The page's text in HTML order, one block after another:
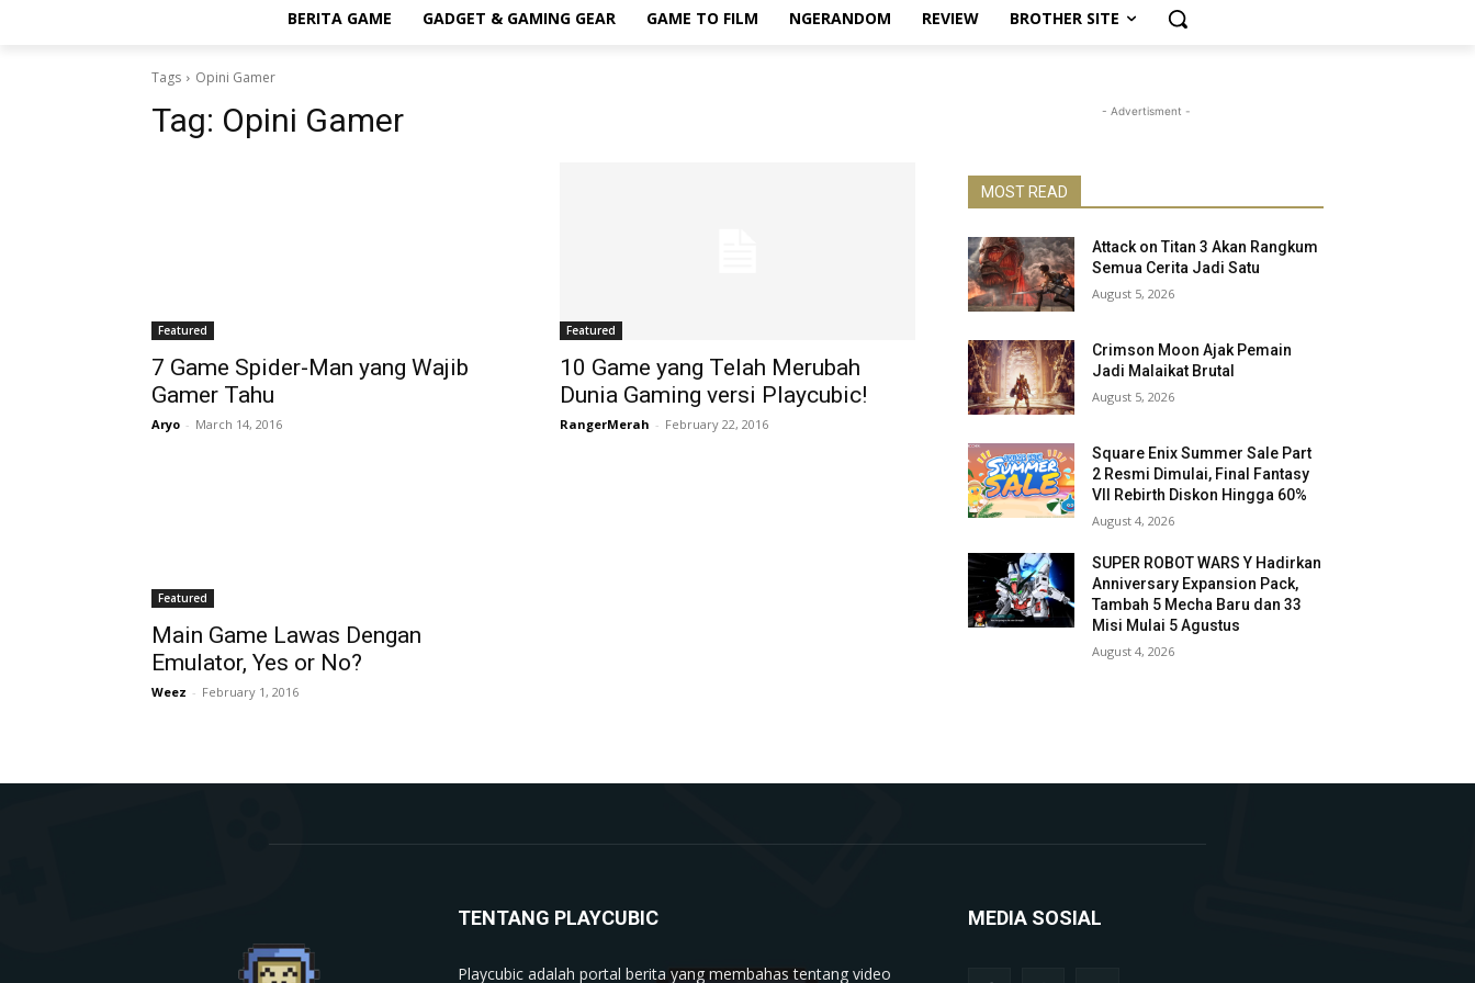
BERITA GAME GADGET & GAMING GEAR GAME TO FILM NGERANDOM REVIEW BROTHER SITE
Tags Opini Gamer
Tag: Opini Gamer
Featured
7 Game Spider-Man yang Wajib
Gamer Tahu
Aryo - March 14, 2016
Featured
10 Game yang Telah Merubah
Dunia Gaming versi Playcubic!
RangerMerah - February 22, 2016
Featured
Main Game Lawas Dengan
Emulator, Yes or No?
Weez - February 1, 2016
- Advertisment -
MOST READ
Attack on Titan 3 Akan Rangkum
Semua Cerita Jadi Satu
August 5, 2026
Crimson Moon Ajak Pemain
Jadi Malaikat Brutal
August 5, 2026
Square Enix Summer Sale Part
2 Resmi Dimulai, Final Fantasy
VII Rebirth Diskon Hingga 60%
August 4, 2026
SUPER ROBOT WARS Y Hadirkan
Anniversary Expansion Pack,
Tambah 5 Mecha Baru dan 33
Misi Mulai 5 Agustus
August 4, 2026
TENTANG PLAYCUBIC
Playcubic adalah portal berita yang membahas tentang video
MEDIA SOSIAL